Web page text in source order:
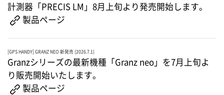
計測器「PRECIS LM」8月上旬より発売開始します。
製品ページ
[GPS HANDY] GRANZ NEO 新発売 (2026.7.1)
Granzシリーズの最新機種「Granz neo」を7月上旬よ
り販売開始いたします。
製品ページ